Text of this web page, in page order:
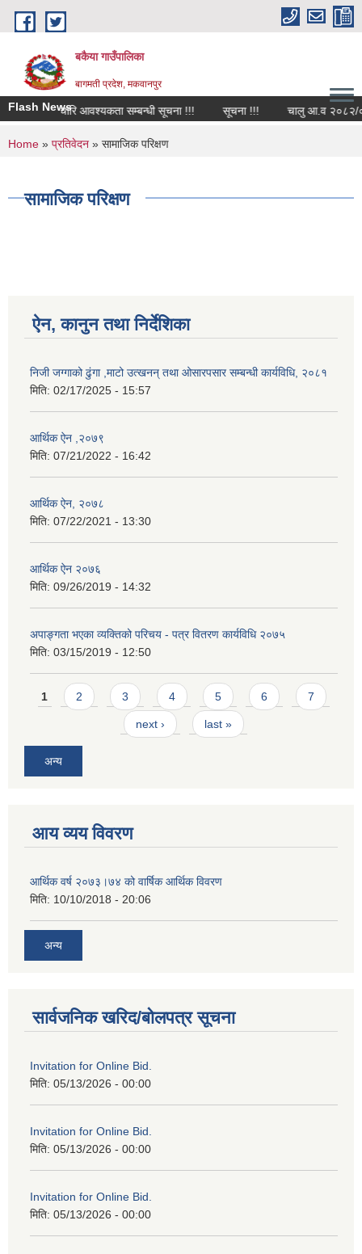
Skip to main content
बकैया गाउँपालिका
बागमती प्रदेश, मकवानपुर
Flash News
कर्मचारि आवश्यकता सम्बन्धी सूचना !!! सूचना !!! चालु आ.व २०८२/
You are here
Home » प्रतिवेदन » सामाजिक परिक्षण
सामाजिक परिक्षण
ऐन, कानुन तथा निर्देशिका
निजी जग्गाको ढुंगा ,माटो उत्खनन् तथा ओसारपसार सम्बन्धी कार्यविधि, २०८१
मिति: 02/17/2025 - 15:57
आर्थिक ऐन ,२०७९
मिति: 07/21/2022 - 16:42
आर्थिक ऐन, २०७८
मिति: 07/22/2021 - 13:30
आर्थिक ऐन २०७६
मिति: 09/26/2019 - 14:32
अपाङ्गता भएका व्यक्तिको परिचय - पत्र वितरण कार्यविधि २०७५
मिति: 03/15/2019 - 12:50
Pages
1 2 3 4 5 6 7
next › last »
अन्य
आय व्यय विवरण
आर्थिक वर्ष २०७३।७४ को वार्षिक आर्थिक विवरण
मिति: 10/10/2018 - 20:06
अन्य
सार्वजनिक खरिद/बोलपत्र सूचना
Invitation for Online Bid.
मिति: 05/13/2026 - 00:00
Invitation for Online Bid.
मिति: 05/13/2026 - 00:00
Invitation for Online Bid.
मिति: 05/13/2026 - 00:00